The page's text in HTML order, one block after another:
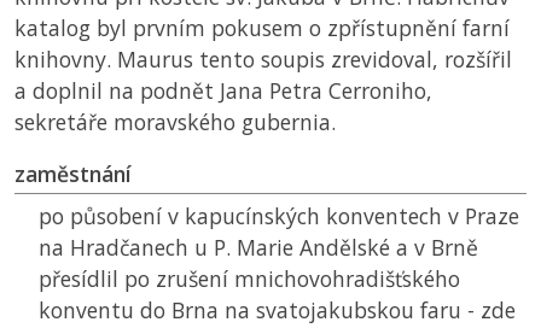
katalog byl prvním pokusem o zpřístupnění farní
knihovny. Maurus tento soupis zrevidoval, rozšířil
a doplnil na podnět Jana Petra Cerroniho,
sekretáře moravského gubernia.
zaměstnání
po působení v kapucínských konventech v Praze
na Hradčanech u P. Marie Andělské a v Brně
přesídlil po zrušení mnichovohradišťského
konventu do Brna na svatojakubskou faru - zde